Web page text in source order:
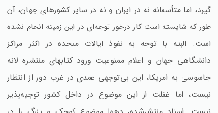
گیرد، اما متأسفانه نه در ایران و نه در سایر کشورهای جهان‌، آن
طور که شایسته است کار درخور توجه‌ای در این زمینه انجام نشده
است‌. البته با توجه به نفوذ ایالات متحده در اکثر مراکز
دانشگاهی جهان و اعلام ممنوعیت ورود کتابهای منتشره لانه
جاسوسی به امریکا، این بی‌توجهی عمدی در غرب دور از انتظار
نیست‌، اما غفلت از این موضوع در داخل کشور توجیه‌پذیر